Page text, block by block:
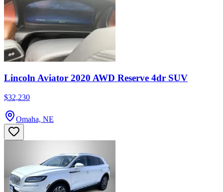
Lincoln Aviator 2020 AWD Reserve 4dr SUV
$32,230
Omaha, NE